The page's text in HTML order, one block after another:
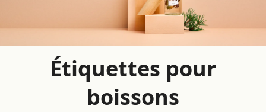
Étiquettes pour
boissons